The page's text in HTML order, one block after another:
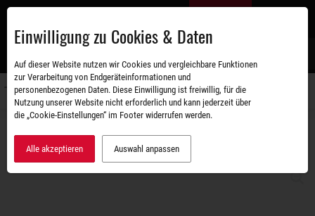
Zum
Einwilligung zu Cookies & Daten
Auf dieser Website nutzen wir Cookies und vergleichbare Funktionen
zur Verarbeitung von Endgeräteinformationen und
personenbezogenen Daten. Diese Einwilligung ist freiwillig, für die
Nutzung unserer Website nicht erforderlich und kann jederzeit über
die „Cookie-Einstellungen“ im Footer widerrufen werden.
Alle akzeptieren Auswahl anpassen